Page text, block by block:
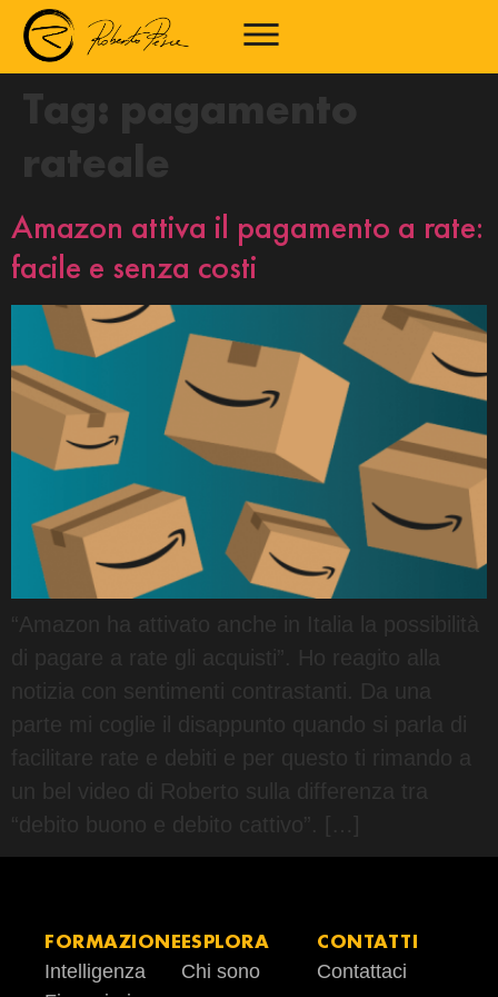
Tag:
pagamento
rateale
Amazon attiva il pagamento a rate:
facile e senza costi
“Amazon ha attivato anche in Italia la possibilità
di pagare a rate gli acquisti”. Ho reagito alla
notizia con sentimenti contrastanti. Da una
parte mi coglie il disappunto quando si parla di
facilitare rate e debiti e per questo ti rimando a
un bel video di Roberto sulla differenza tra
“debito buono e debito cattivo”. […]
FORMAZIONE
Intelligenza
ESPLORA
Chi sono
CONTATTI
Contattaci